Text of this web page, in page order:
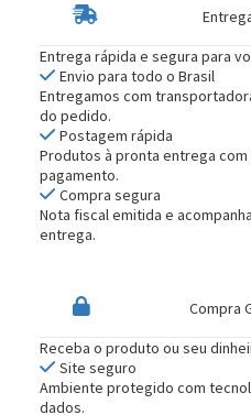
Entrega rápida e segura para
Envio para todo o Brasil
Entregamos com
do pedido.
Postagem rápida
Produtos à pronta entrega
pagamento.
Compra segura
Nota fiscal emitida e
entrega.
Compra
Receba o produto ou seu
Site seguro
Ambiente protegido com
dados.